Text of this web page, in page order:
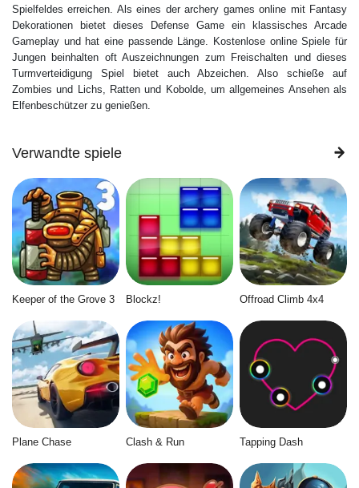
Spielfeldes erreichen. Als eines der archery games online mit Fantasy
Dekorationen bietet dieses Defense Game ein klassisches Arcade
Gameplay und hat eine passende Länge. Kostenlose online Spiele für
Jungen beinhalten oft Auszeichnungen zum Freischalten und dieses
Turmverteidigung Spiel bietet auch Abzeichen. Also schieße auf
Zombies und Lichs, Ratten und Kobolde, um allgemeines Ansehen als
Elfenbeschützer zu genießen.
Verwandte spiele
Keeper of the Grove 3 Blockz! Offroad Climb 4x4
Plane Chase Clash & Run Tapping Dash